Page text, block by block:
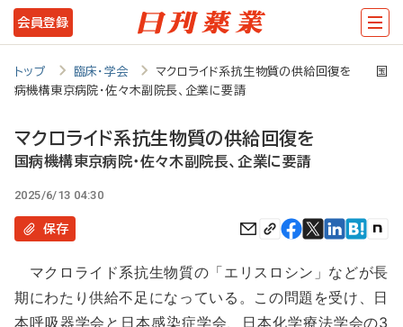
メ
イ
テ
ツ
に
動
会員登録
トップ 臨床・学会
マクロライド系抗生物質の供給回復を 国
病機構東京病院・佐々木副院長、企業に要請
マクロライド系抗生物質の供給回復を
国病機構東京病院・佐々木副院長、企業に要請
2025/6/13 04:30
保存
マクロライド系抗生物質の「エリスロシン」などが長
期にわたり供給不足になっている。この問題を受け、日
本呼吸器学会と日本感染症学会、日本化学療法学会の3